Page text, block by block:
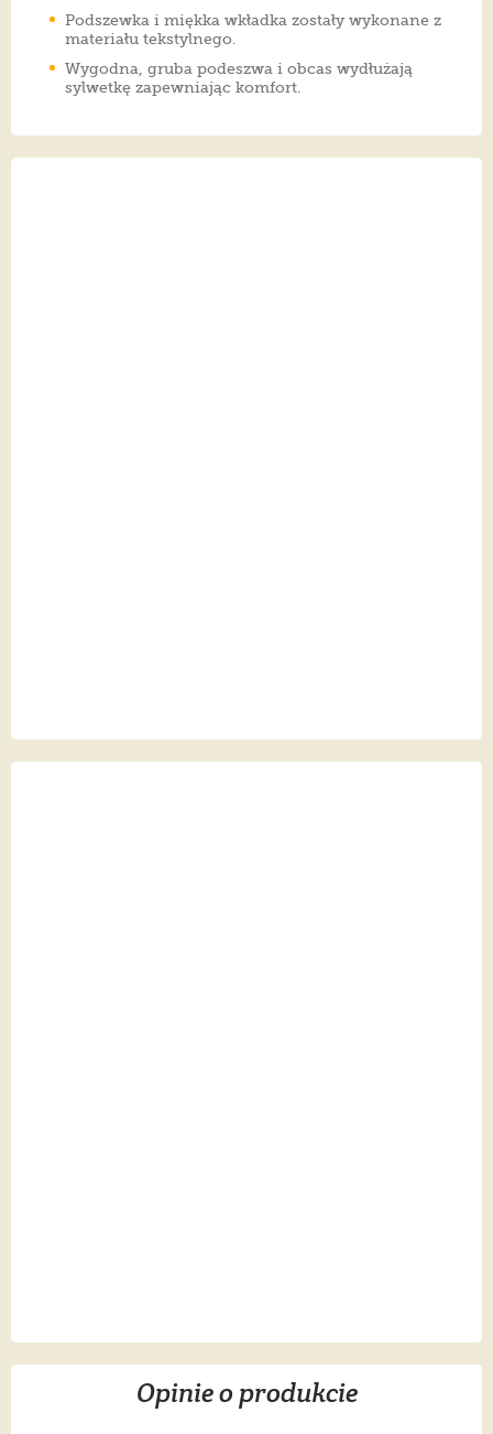
Podszewka i miękka wkładka zostały wykonane z
materiału tekstylnego.
Wygodna, gruba podeszwa i obcas wydłużają
sylwetkę zapewniając komfort.
Opinie o produkcie